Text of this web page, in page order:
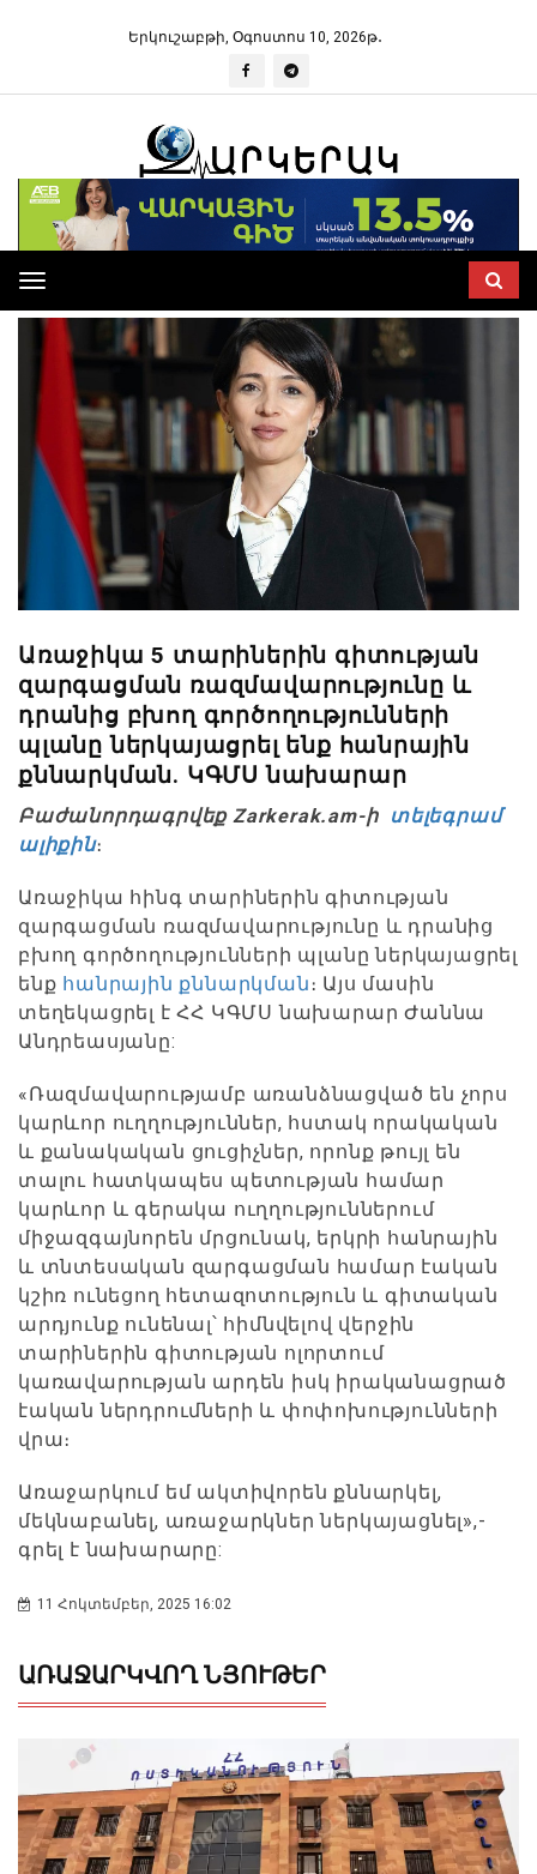
Երկուշաբթի, Օգոստոս 10, 2026թ․
Toggle
navigation
Առաջիկա 5 տարիներին գիտության
զարգացման ռազմավարությունը և
դրանից բխող գործողությունների
պլանը ներկայացրել ենք հանրային
քննարկման. ԿԳՄՍ նախարար
Բաժանորդագրվեք Zarkerak.am-ի տելեգրամ
ալիքին։
Առաջիկա հինգ տարիներին գիտության
զարգացման ռազմավարությունը և դրանից
բխող գործողությունների պլանը ներկայացրել
ենք հանրային քննարկման։ Այս մասին
տեղեկացրել է ՀՀ ԿԳՄՍ նախարար Ժաննա
Անդրեասյանը:
«Ռազմավարությամբ առանձնացված են չորս
կարևոր ուղղություններ, հստակ որակական
և քանակական ցուցիչներ, որոնք թույլ են
տալու հատկապես պետության համար
կարևոր և գերակա ուղղություններում
միջազգայնորեն մրցունակ, երկրի հանրային
և տնտեսական զարգացման համար էական
կշիռ ունեցող հետազոտություն և գիտական
արդյունք ունենալ՝ հիմնվելով վերջին
տարիներին գիտության ոլորտում
կառավարության արդեն իսկ իրականացրած
էական ներդրումների և փոփոխությունների
վրա։
Առաջարկում եմ ակտիվորեն քննարկել,
մեկնաբանել, առաջարկներ ներկայացնել»,-
գրել է նախարարը:
11 Հոկտեմբեր, 2025 16:02
ԱՌԱՋԱՐԿՎՈՂ ՆՅՈՒԹԵՐ